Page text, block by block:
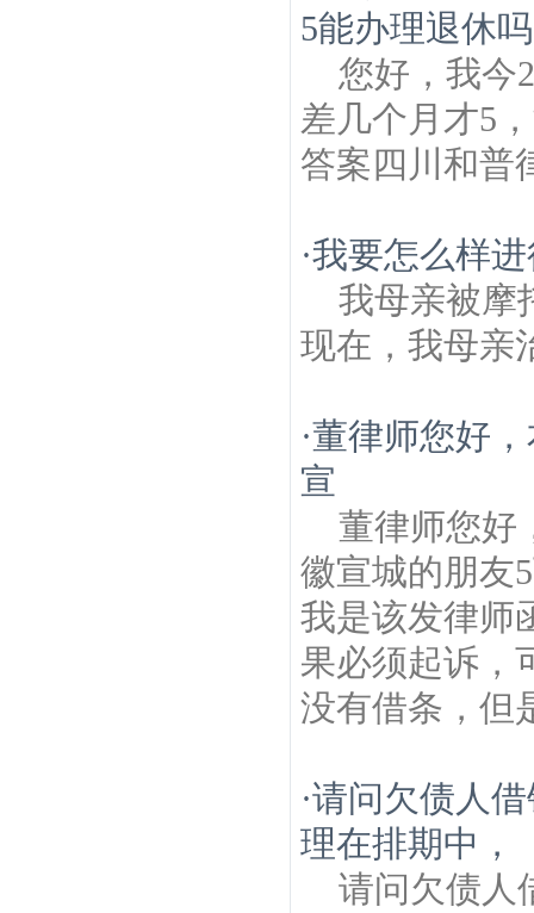
5能办理退休吗
您好，我今
差几个月才5
答案四川和普
·我要怎么样
我母亲被摩
现在，我母亲
·董律师您好
宣
董律师您好
徽宣城的朋友
我是该发律师
果必须起诉，
没有借条，但
·请问欠债人
理在排期中，
请问欠债人